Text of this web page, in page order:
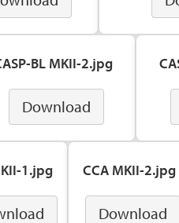
BL MKII-2.jpg
Download
1.jpg CCA MKII-2.jpg
Download